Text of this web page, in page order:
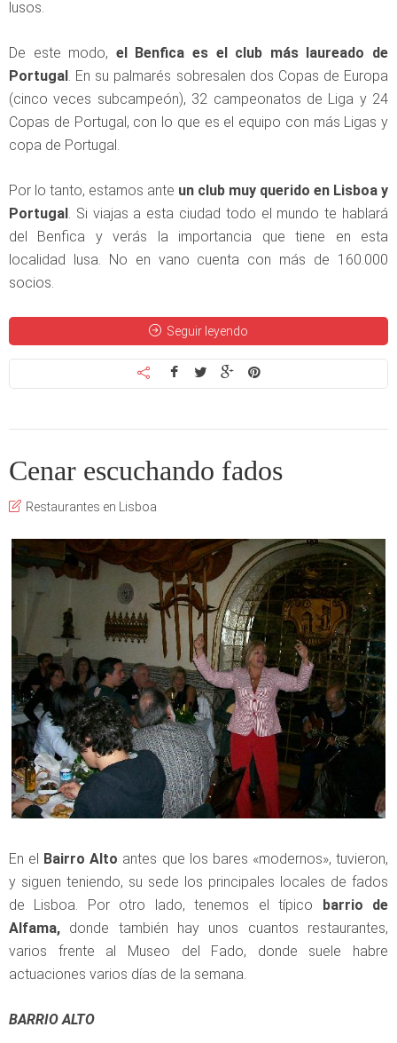
lusos.
De este modo, el Benfica es el club más laureado de
Portugal. En su palmarés sobresalen dos Copas de Europa
(cinco veces subcampeón), 32 campeonatos de Liga y 24
Copas de Portugal, con lo que es el equipo con más Ligas y
copa de Portugal.
Por lo tanto, estamos ante un club muy querido en Lisboa y
Portugal. Si viajas a esta ciudad todo el mundo te hablará
del Benfica y verás la importancia que tiene en esta
localidad lusa. No en vano cuenta con más de 160.000
socios.
Seguir leyendo
Cenar escuchando fados
Restaurantes en Lisboa
En el Bairro Alto antes que los bares «modernos», tuvieron,
y siguen teniendo, su sede los principales locales de fados
de Lisboa. Por otro lado, tenemos el típico
barrio de
Alfama, donde también hay unos cuantos restaurantes,
varios frente al Museo del Fado, donde suele habre
actuaciones varios días de la semana.
BARRIO ALTO